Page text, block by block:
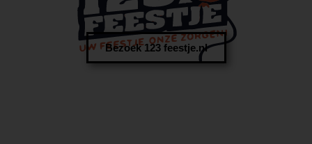
Bezoek 123 feestje.nl